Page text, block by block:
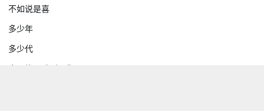
不如说是喜
多少年
多少代